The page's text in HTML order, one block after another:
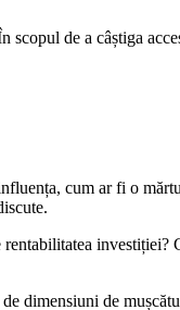
scopul de a câștiga
cum ar fi o
investiției?
dimensiuni de